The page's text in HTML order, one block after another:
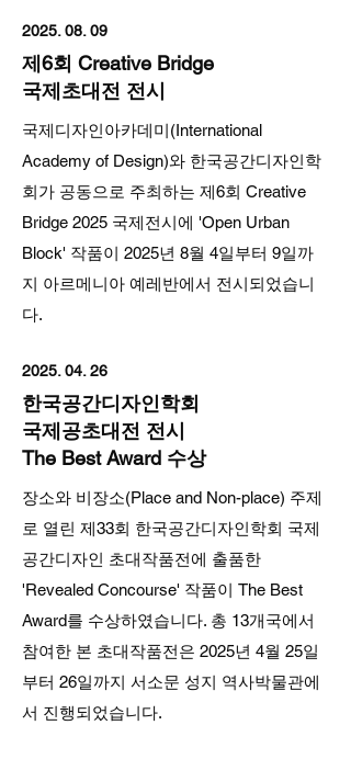
2025. 08. 09
제6회 Creative Bridge
국제초대전 전시
국제디자인아카데미(International
Academy of Design)와 한국공간디자인학
회가 공동으로 주최하는 제6회 Creative
Bridge 2025 국제전시에 'Open Urban
Block' 작품이 2025년 8월 4일부터 9일까
지 아르메니아 예레반에서 전시되었습니
다.
2025. 04. 26
한국공간디자인학회
국제공초대전 전시
The Best Award 수상
장소와 비장소(Place and Non-place) 주제
로 열린 제33회 한국공간디자인학회 국제
공간디자인 초대작품전에 출품한
'Revealed Concourse' 작품이 The Best
Award를 수상하였습니다. 총 13개국에서
참여한 본 초대작품전은 2025년 4월 25일
부터 26일까지 서소문 성지 역사박물관에
서 진행되었습니다.